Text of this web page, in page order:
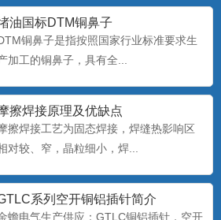
油国标DTM铜鼻子
铜鼻子是指按照国家行业标准要求生
加工的铜鼻子，具有全...
擦焊接原理及优缺点
擦焊接工艺为固态焊接，焊缝热影响区
对较、窄，晶粒细小，焊...
系列空开铜铝插针简介
蟾电气生产供应：GTLC铜铝插针，空开
铝接线鼻子_DTL-150mm_国标铜
线鼻子
铝接线鼻子，国标铜铝线鼻子，铜铝接
端子，铜铝线鼻子生产厂...
铜鼻子
铜鼻子...
70平方空开铜铝鼻子断路器